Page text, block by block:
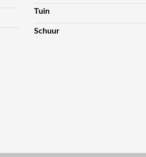
Tuin
Schuur